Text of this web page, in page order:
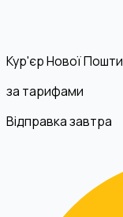
Кур'єр Нової Пошти
за тарифами
Відправка завтра